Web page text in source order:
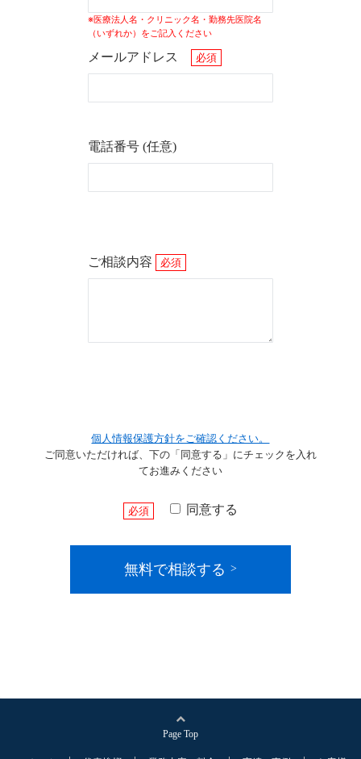
※医療法人名・クリニック名・勤務先医院名
（いずれか）をご記入ください
メールアドレス 必須
電話番号 (任意)
ご相談内容 必須
個人情報保護方針をご確認ください。
ご同意いただければ、下の「同意する」にチェックを入れ
てお進みください
必須 同意する
無料で相談する
Page Top